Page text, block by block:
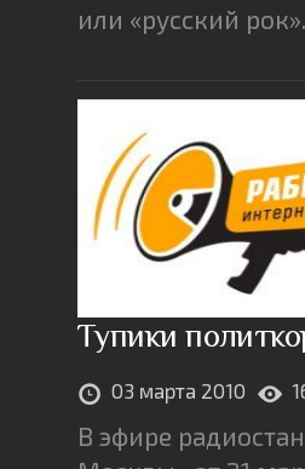
или «русский рок».
Тупики
03 марта 2010
В эфире